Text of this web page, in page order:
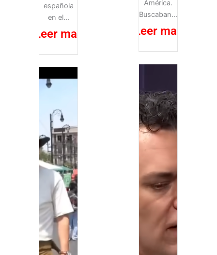
española
en el...
Leer mas
América.
Buscaban...
Leer mas